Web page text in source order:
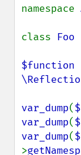
namespace
class Foo
$function
var_dump(
var_dump(
var_dump(
>